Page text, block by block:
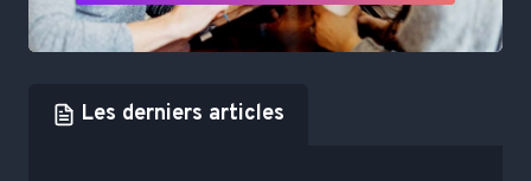
Les derniers articles